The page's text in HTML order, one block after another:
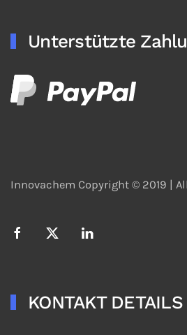
Unterstützte
Innovachem Copyright © 2019 |
KONTAKT DETAILS